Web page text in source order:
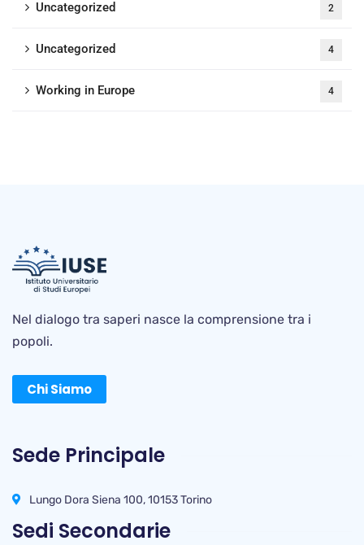
Uncategorized 2
Uncategorized 4
Working in Europe 4
Nel dialogo tra saperi nasce la comprensione tra i
popoli.
Chi Siamo
Sede Principale
Lungo Dora Siena 100, 10153 Torino
Sedi Secondarie